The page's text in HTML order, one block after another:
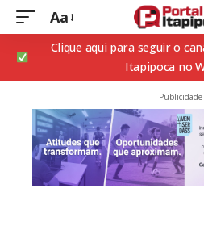
Aa
Clique aqui para seguir o
Itapipoca no
- Publicidade